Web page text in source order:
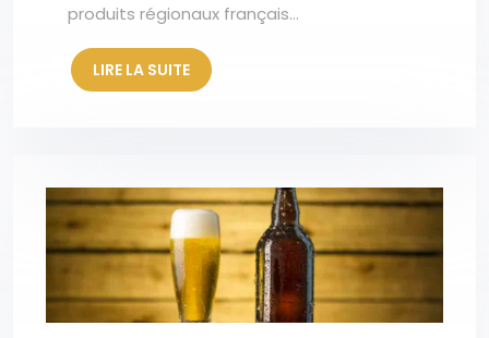
produits régionaux français…
LIRE LA SUITE